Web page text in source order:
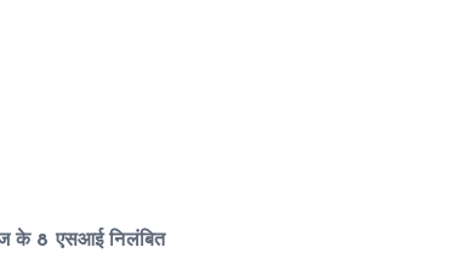
के 8 एसआई निलंबित